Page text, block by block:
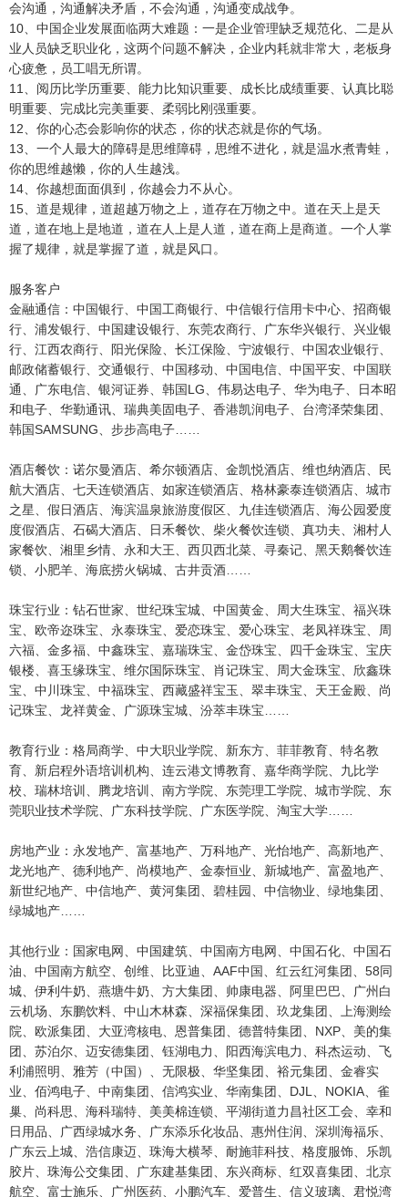
会沟通，沟通解决矛盾，不会沟通，沟通变成战争。
10、中国企业发展面临两大难题：一是企业管理缺乏规范化、二是从
业人员缺乏职业化，这两个问题不解决，企业内耗就非常大，老板身
心疲惫，员工唱无所谓。
11、阅历比学历重要、能力比知识重要、成长比成绩重要、认真比聪
明重要、完成比完美重要、柔弱比刚强重要。
12、你的心态会影响你的状态，你的状态就是你的气场。
13、一个人最大的障碍是思维障碍，思维不进化，就是温水煮青蛙，
你的思维越懒，你的人生越浅。
14、你越想面面俱到，你越会力不从心。
15、道是规律，道超越万物之上，道存在万物之中。道在天上是天
道，道在地上是地道，道在人上是人道，道在商上是商道。一个人掌
握了规律，就是掌握了道，就是风口。
服务客户
金融通信：中国银行、中国工商银行、中信银行信用卡中心、招商银
行、浦发银行、中国建设银行、东莞农商行、广东华兴银行、兴业银
行、江西农商行、阳光保险、长江保险、宁波银行、中国农业银行、
邮政储蓄银行、交通银行、中国移动、中国电信、中国平安、中国联
通、广东电信、银河证券、韩国LG、伟易达电子、华为电子、日本昭
和电子、华勤通讯、瑞典美固电子、香港凯润电子、台湾泽荣集团、
韩国SAMSUNG、步步高电子……
酒店餐饮：诺尔曼酒店、希尔顿酒店、金凯悦酒店、维也纳酒店、民
航大酒店、七天连锁酒店、如家连锁酒店、格林豪泰连锁酒店、城市
之星、假日酒店、海滨温泉旅游度假区、九佳连锁酒店、海公园爱度
度假酒店、石碣大酒店、日禾餐饮、柴火餐饮连锁、真功夫、湘村人
家餐饮、湘里乡情、永和大王、西贝西北菜、寻秦记、黑天鹅餐饮连
锁、小肥羊、海底捞火锅城、古井贡酒……
珠宝行业：钻石世家、世纪珠宝城、中国黄金、周大生珠宝、福兴珠
宝、欧帝迩珠宝、永泰珠宝、爱恋珠宝、爱心珠宝、老凤祥珠宝、周
六福、金多福、中鑫珠宝、嘉瑞珠宝、金岱珠宝、四千金珠宝、宝庆
银楼、喜玉缘珠宝、维尔国际珠宝、肖记珠宝、周大金珠宝、欣鑫珠
宝、中川珠宝、中福珠宝、西藏盛祥宝玉、翠丰珠宝、天王金殿、尚
记珠宝、龙祥黄金、广源珠宝城、汾萃丰珠宝……
教育行业：格局商学、中大职业学院、新东方、菲菲教育、特名教
育、新启程外语培训机构、连云港文博教育、嘉华商学院、九比学
校、瑞林培训、腾龙培训、南方学院、东莞理工学院、城市学院、东
莞职业技术学院、广东科技学院、广东医学院、淘宝大学……
房地产业：永发地产、富基地产、万科地产、光怡地产、高新地产、
龙光地产、德利地产、尚模地产、金泰恒业、新城地产、富盈地产、
新世纪地产、中信地产、黄河集团、碧桂园、中信物业、绿地集团、
绿城地产……
其他行业：国家电网、中国建筑、中国南方电网、中国石化、中国石
油、中国南方航空、创维、比亚迪、AAF中国、红云红河集团、58同
城、伊利牛奶、燕塘牛奶、方大集团、帅康电器、阿里巴巴、广州白
云机场、东鹏饮料、中山木林森、深福保集团、玖龙集团、上海测绘
院、欧派集团、大亚湾核电、恩普集团、德普特集团、NXP、美的集
团、苏泊尔、迈安德集团、钰湖电力、阳西海滨电力、科杰运动、飞
利浦照明、雅芳（中国）、无限极、华坚集团、裕元集团、金睿实
业、佰鸿电子、中南集团、信鸿实业、华南集团、DJL、NOKIA、雀
巢、尚科思、海科瑞特、美美棉连锁、平湖街道力昌社区工会、幸和
日用品、广西绿城水务、广东添乐化妆品、惠州住润、深圳海福乐、
广东云上城、浩信康迈、珠海大横琴、耐施菲科技、格度服饰、乐凯
胶片、珠海公交集团、广东建基集团、东兴商标、红双喜集团、北京
航空、富士施乐、广州医药、小鹏汽车、爱普生、信义玻璃、君悦湾